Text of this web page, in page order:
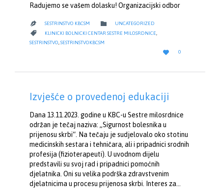
Radujemo se vašem dolasku! Organizacijski odbor
 SESTRINSTVO KBCSM  CATEGORY
UNCATEGORIZED
 CATEGORY
KLINICKI BOLNICKI CENTAR SESTRE MILOSRDNICE
SESTRINSTVO SESTRINSTVOKBCSM

LOVE
IT
0
Izvješće o provedenoj edukaciji
Dana 13.11.2023. godine u KBC-u Sestre milosrdnice
održan je tečaj naziva: „Sigurnost bolesnika u
prijenosu skrbi“. Na tečaju je sudjelovalo oko stotinu
medicinskih sestara i tehničara, ali i pripadnici srodnih
profesija (fizioterapeuti). U uvodnom dijelu
predstavili su svoj rad i pripadnici pomoćnih
djelatnika. Oni su velika podrška zdravstvenim
djelatnicima u procesu prijenosa skrbi. Interes za…